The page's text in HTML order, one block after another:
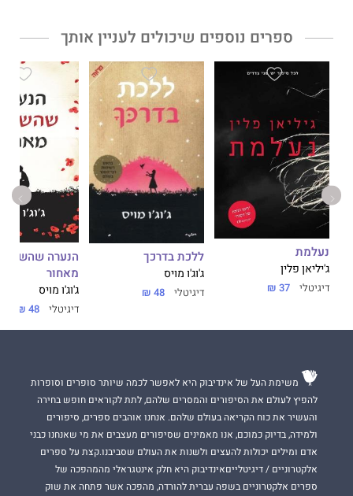
דבר עורכת האתר:
חוויית קריאה קצבית, סוחפת וממכרת.
ספרים נוספים שיכולים לעניין אותך
נעלמת
ג'יליאן פלין
דיגיטלי 37 ₪
ללכת בדרכך
ג'וג'ו מויס
דיגיטלי 48 ₪
הנערה
מאחור
ג'וג'ו מויס
דיגיטלי 48 ₪
משימת העל של אינדיבוק היא לאפשר לכמה שיותר סופרים וסופרות
להפיץ לעולם את הסיפורים והמסרים שלהם, לתת לקוראים חופש בחירה
והעשיר את כוח הקריאה בעולם שלהם. אנחנו אוהבים ספרים, סיפורים
ולמידה, בדיוק כמוכם, אנו מאמינים שסיפורים מעצבים את מי שאנחנו כבני
אדם ומילים יכולות להעצים ולשנות את העולם שסביבנו.קצת על ספרים
אלקטרוניים / דיגיטלייםאינדיבוק היא חלק אינטגראלי מהמהפכה של
ספרים אלקטרוניים בשפה עברית להורדה, מהפכה אשר פתחה את שוק